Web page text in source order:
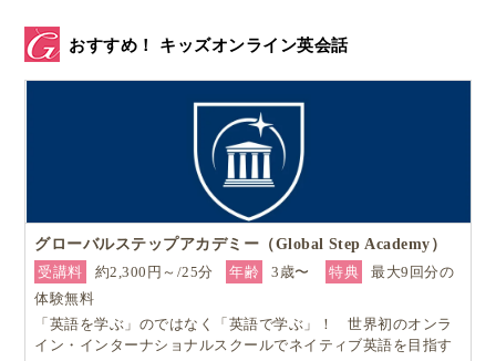
おすすめ！ キッズオンライン英会話
グローバルステップアカデミー（Global Step Academy）
受講料
約2,300円～/25分 年齢 3歳〜 特典
最大9回分の
体験無料
「英語を学ぶ」のではなく「英語で学ぶ」！ 世界初のオンラ
イン・インターナショナルスクールでネイティブ英語を目指す